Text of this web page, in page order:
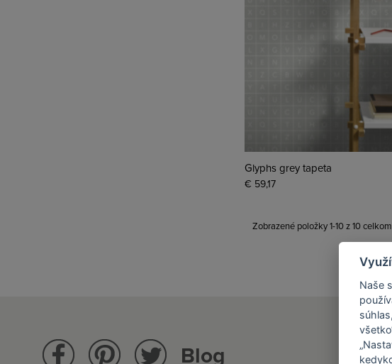
Glyphs grey tapeta
€ 59,17
Zobrazené položky 1-10 z 10 celkom
Blog
Naše